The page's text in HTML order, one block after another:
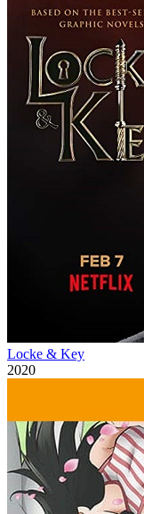
Locke & Key
2020